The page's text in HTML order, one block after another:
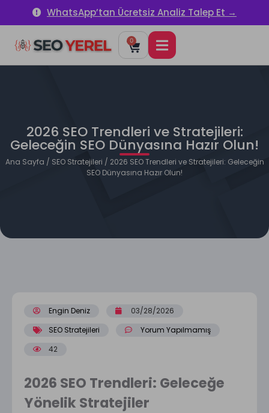
WhatsApp’tan Ücretsiz Analiz Talep Et →
0
2026 SEO Trendleri ve Stratejileri:
Geleceğin SEO Dünyasına Hazır Olun!
Ana Sayfa / SEO Stratejileri / 2026 SEO Trendleri ve Stratejileri: Geleceğin
SEO Dünyasına Hazır Olun!
Engin Deniz
03/28/2026
SEO Stratejileri
Yorum Yapılmamış
42
2026 SEO Trendleri: Geleceğe
Yönelik Stratejiler